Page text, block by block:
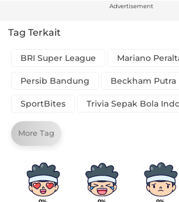
Advertisement
Tag Terkait
BRI Super League Mariano
Persib Bandung Beckham Putra
SportBites Trivia Sepak Bola
More Tag